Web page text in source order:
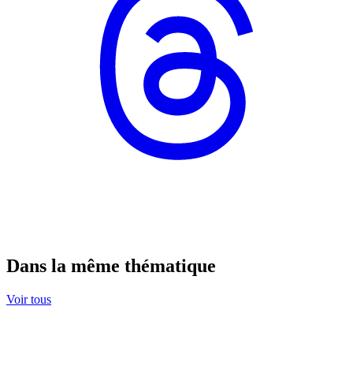
Dans la même thématique
Voir tous